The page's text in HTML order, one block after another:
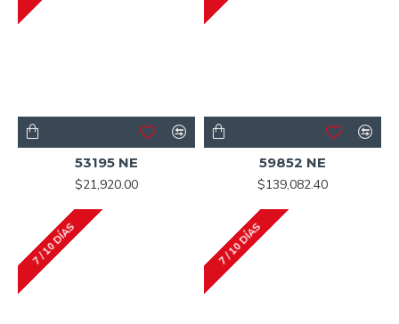
53195 NE
$21,920.00
59852 NE
$139,082.40
7 / 10 DÍAS 7 / 10 DÍAS